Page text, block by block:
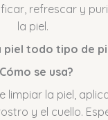
refrescar y
la piel.
piel todo tipo de
se usa?
limpiar la piel,
y el cuello.